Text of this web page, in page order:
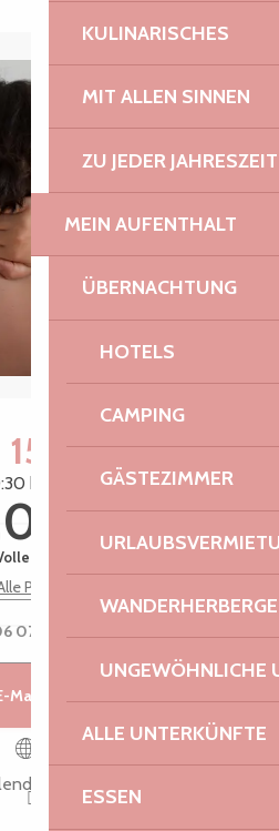
KULINARISCHES
MIT ALLEN SINNEN
ZU JEDER JAHRESZEIT
MEIN AUFENTHALT
ÜBERNACHTUNG
HOTELS
CAMPING
GÄSTEZIMMER
UNGEWÖHNLICHE
ALLE UNTERKÜNFTE
ESSEN
15. AUGUST
bis zu 11:30
€
Preis
Preise
07 98 06
Mail kontaktieren